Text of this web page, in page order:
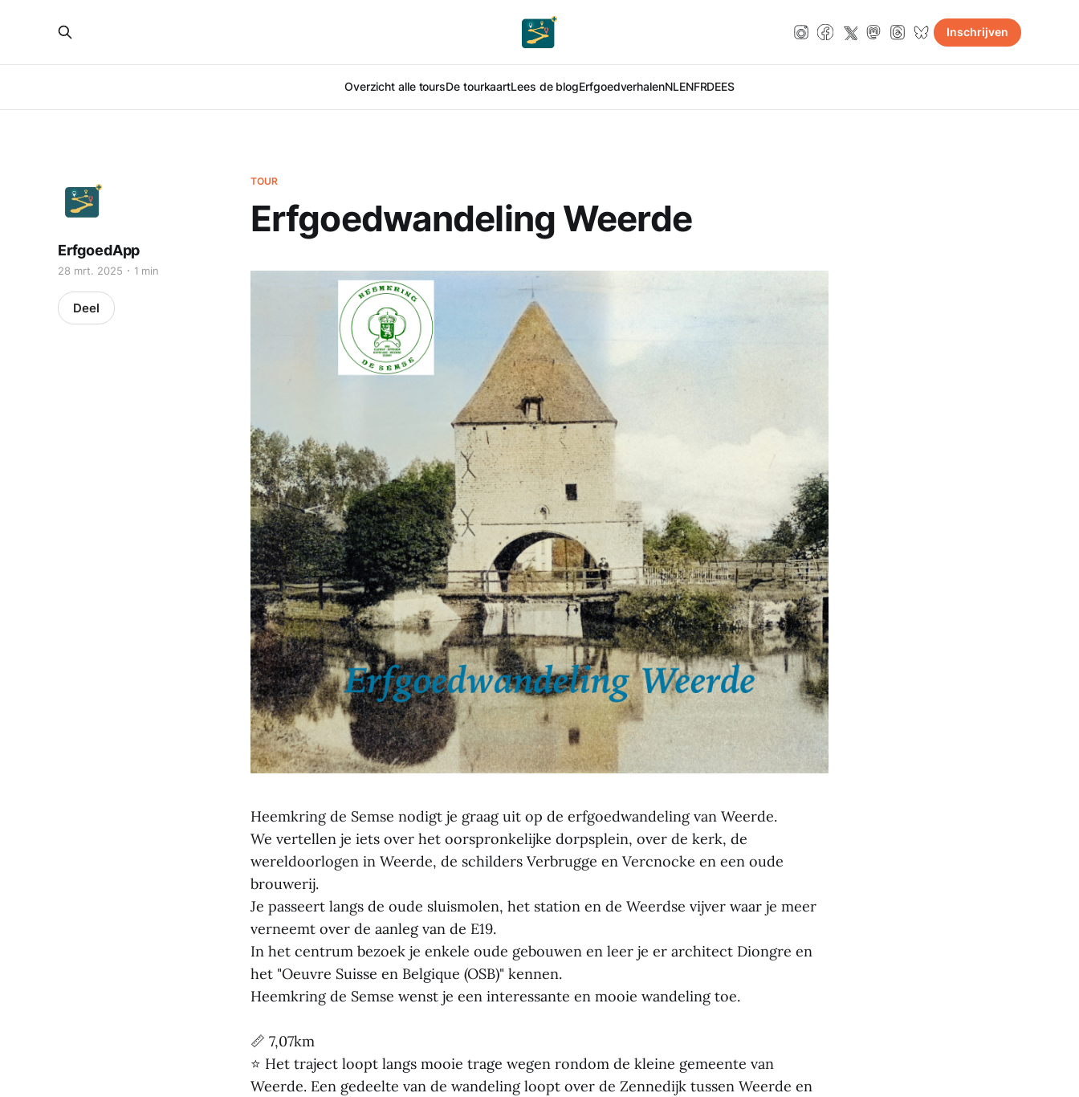
Overzicht alle toursDe tourkaartLees de blogErfgoedverhalenNLENFRDEES
Inschrijven
TOUR
Erfgoedwandeling Weerde
ErfgoedApp
28 mrt. 2025 1 min
Deel
Heemkring de Semse nodigt je graag uit op de erfgoedwandeling van Weerde.
We vertellen je iets over het oorspronkelijke dorpsplein, over de kerk, de
wereldoorlogen in Weerde, de schilders Verbrugge en Vercnocke en een oude
brouwerij.
Je passeert langs de oude sluismolen, het station en de Weerdse vijver waar je meer
verneemt over de aanleg van de E19.
In het centrum bezoek je enkele oude gebouwen en leer je er architect Diongre en
het "Oeuvre Suisse en Belgique (OSB)" kennen.
Heemkring de Semse wenst je een interessante en mooie wandeling toe.
📏 7,07km
⭐ Het traject loopt langs mooie trage wegen rondom de kleine gemeente van
Weerde. Een gedeelte van de wandeling loopt over de Zennedijk tussen Weerde en